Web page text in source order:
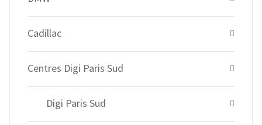
Cadillac
Centres Digi Paris Sud
Digi Paris Sud